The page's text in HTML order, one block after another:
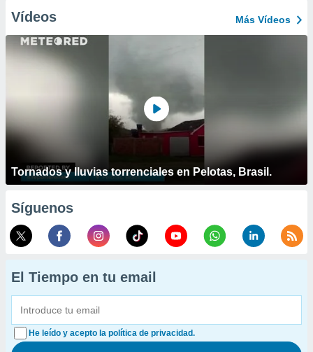
Vídeos Más Vídeos
Tornados y lluvias torrenciales en Pelotas, Brasil.
Síguenos
El Tiempo en tu email
He leído y acepto la política de privacidad.